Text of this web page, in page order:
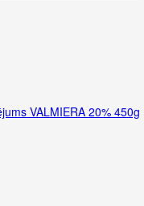
VALMIERA 20% 450g